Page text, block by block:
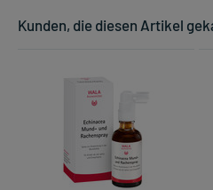
Kunden, die diesen Artikel